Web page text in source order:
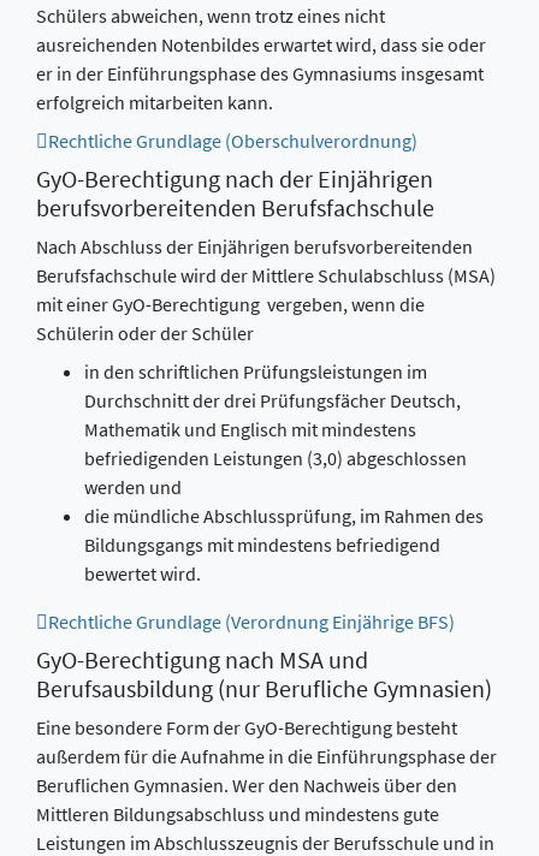
Schülers abweichen, wenn trotz eines nicht
ausreichenden Notenbildes erwartet wird, dass sie oder
er in der Einführungsphase des Gymnasiums insgesamt
erfolgreich mitarbeiten kann.
Rechtliche Grundlage (Oberschulverordnung)
GyO-Berechtigung nach der Einjährigen
berufsvorbereitenden Berufsfachschule
Nach Abschluss der Einjährigen berufsvorbereitenden
Berufsfachschule wird der Mittlere Schulabschluss (MSA)
mit einer GyO-Berechtigung vergeben, wenn die
Schülerin oder der Schüler
in den schriftlichen Prüfungsleistungen im
Durchschnitt der drei Prüfungsfächer Deutsch,
Mathematik und Englisch mit mindestens
befriedigenden Leistungen (3,0) abgeschlossen
werden und
die mündliche Abschlussprüfung, im Rahmen des
Bildungsgangs mit mindestens befriedigend
bewertet wird.
Rechtliche Grundlage (Verordnung Einjährige BFS)
GyO-Berechtigung nach MSA und
Berufsausbildung (nur Berufliche Gymnasien)
Eine besondere Form der GyO-Berechtigung besteht
außerdem für die Aufnahme in die Einführungsphase der
Beruflichen Gymnasien. Wer den Nachweis über den
Mittleren Bildungsabschluss und mindestens gute
Leistungen im Abschlusszeugnis der Berufsschule und in